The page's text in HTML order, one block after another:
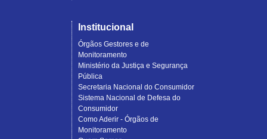
Institucional
Órgãos Gestores e de
Monitoramento
Ministério da Justiça e Segurança
Pública
Secretaria Nacional do Consumidor
Sistema Nacional de Defesa do
Consumidor
Como Aderir - Órgãos de
Monitoramento